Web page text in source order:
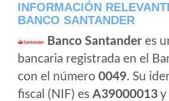
INFORMACIÓN
BANCO SANTANDER
Banco Santander es
bancaria registrada en el
con el número 0049. Su
fiscal (NIF) es A39000013y